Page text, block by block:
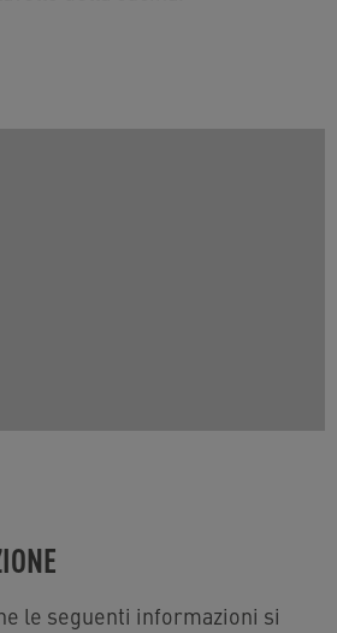
le seguenti informazioni si